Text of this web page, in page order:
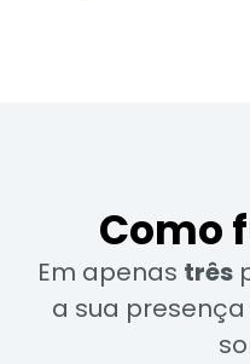
Como
Em apenas três
a sua